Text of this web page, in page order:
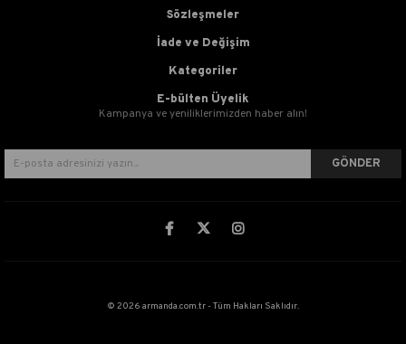
Sözleşmeler
İade ve Değişim
Kategoriler
E-bülten Üyelik
Kampanya ve yeniliklerimizden haber alın!
GÖNDER
© 2026 armanda.com.tr - Tüm Hakları Saklıdır.